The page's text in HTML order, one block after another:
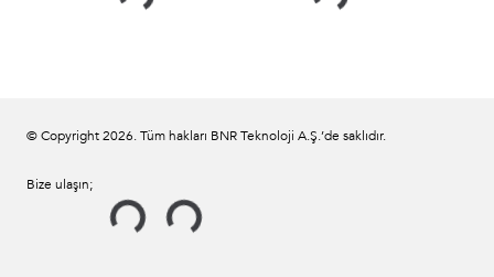
© Copyright2026. Tüm hakları BNR Teknoloji A.Ş.’de saklıdır.
Bize ulaşın;